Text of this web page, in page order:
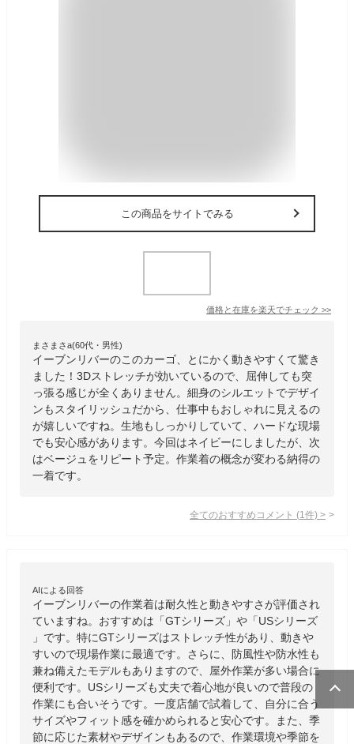
この商品をサイトでみる
価格と在庫を楽天でチェック >>
まさまさa(60代・男性)
イーブンリバーのこのカーゴ、とにかく動きやすくて驚き
ました！3Dストレッチが効いているので、屈伸しても突
っ張る感じが全くありません。細身のシルエットでデザイ
ンもスタイリッシュだから、仕事中もおしゃれに見えるの
が嬉しいですね。生地もしっかりしていて、ハードな現場
でも安心感があります。今回はネイビーにしましたが、次
はベージュをリピート予定。作業着の概念が変わる納得の
一着です。
全てのおすすめコメント (1 件) >
AIによる回答
イーブンリバーの作業着は耐久性と動きやすさが評価され
ていますね。おすすめは「GTシリーズ」や「USシリーズ
」です。特にGTシリーズはストレッチ性があり、動きや
すいので現場作業に最適です。さらに、防風性や防水性も
兼ね備えたモデルもありますので、屋外作業が多い場合に
便利です。USシリーズも丈夫で着心地が良いので普段の
作業にも合いそうです。一度店舗で試着して、自分に合う
サイズやフィット感を確かめられると安心です。また、季
節に応じた素材やデザインもあるので、作業環境や季節を